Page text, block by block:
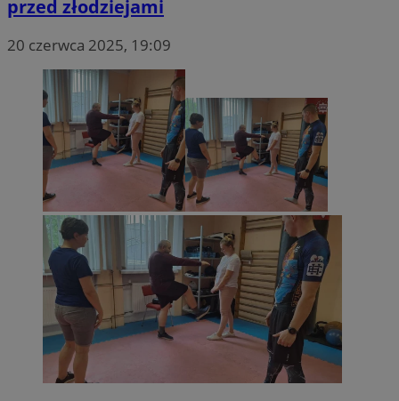
przed złodziejami
20 czerwca 2025, 19:09